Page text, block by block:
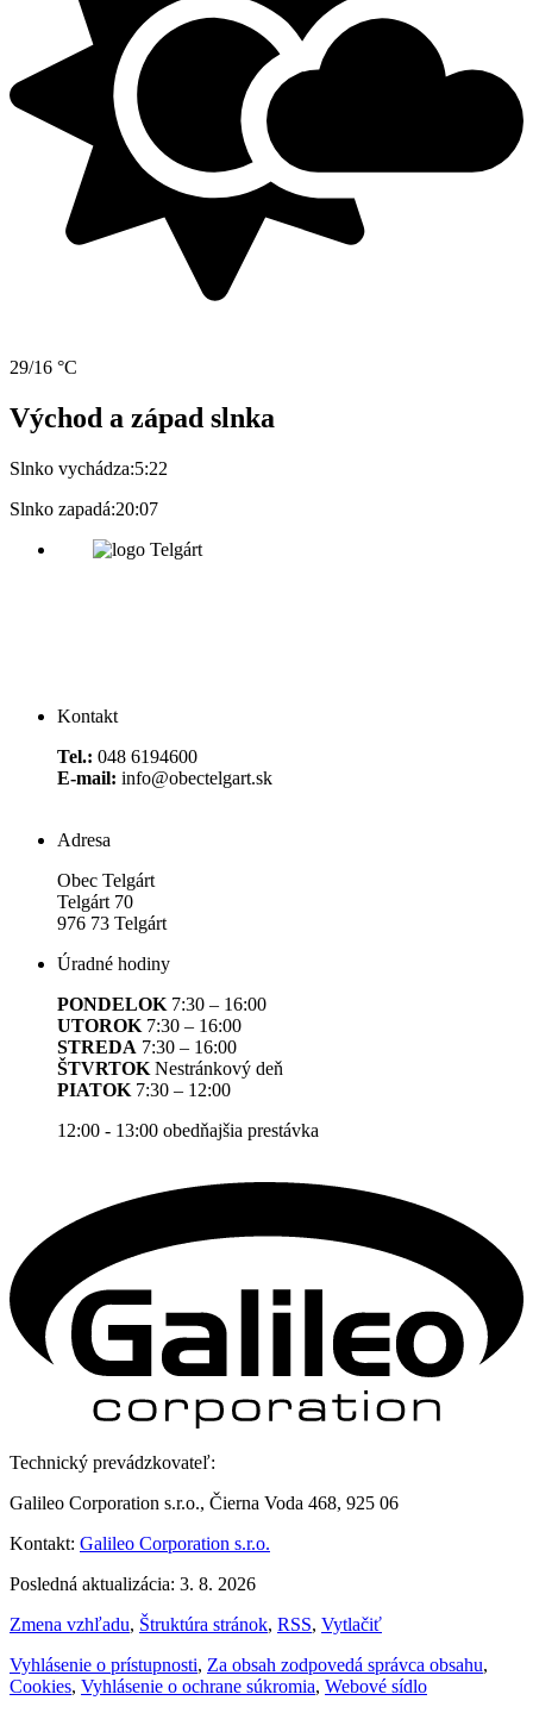
29/16 °C
Východ a západ slnka
Slnko vychádza:5:22
Slnko zapadá:20:07
Kontakt
Tel.: 048 6194600
E-mail: info@obectelgart.sk
Adresa
Obec Telgárt
Telgárt 70
976 73 Telgárt
Úradné hodiny
PONDELOK 7:30 – 16:00
UTOROK 7:30 – 16:00
STREDA 7:30 – 16:00
ŠTVRTOK Nestránkový deň
PIATOK 7:30 – 12:00
12:00 - 13:00 obedňajšia prestávka
Technický prevádzkovateľ:
Galileo Corporation s.r.o., Čierna Voda 468, 925 06
Kontakt: Galileo Corporation s.r.o.
Posledná aktualizácia: 3. 8. 2026
Zmena vzhľadu, Štruktúra stránok, RSS, Vytlačiť
Vyhlásenie o prístupnosti, Za obsah zodpovedá správca obsahu,
Cookies, Vyhlásenie o ochrane súkromia, Webové sídlo